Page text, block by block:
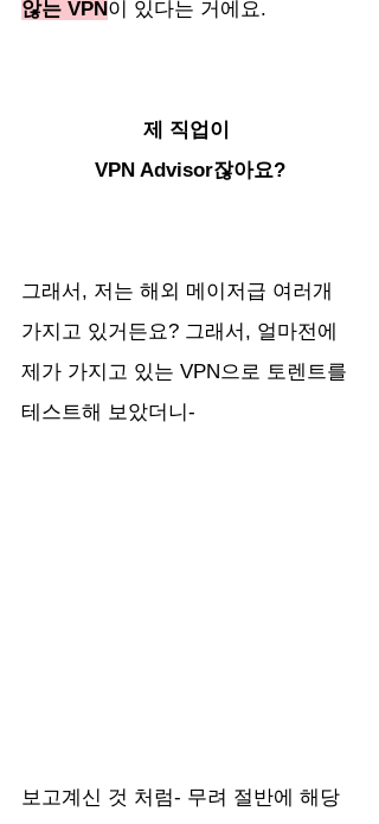
않는 VPN 이 있다는 거에요.
제 직업이
VPN Advisor잖아요?
그래서, 저는 해외 메이저급 여러개
가지고 있거든요? 그래서, 얼마전에
제가 가지고 있는 VPN으로 토렌트를
테스트해 보았더니-
보고계신 것 처럼- 무려 절반에 해당